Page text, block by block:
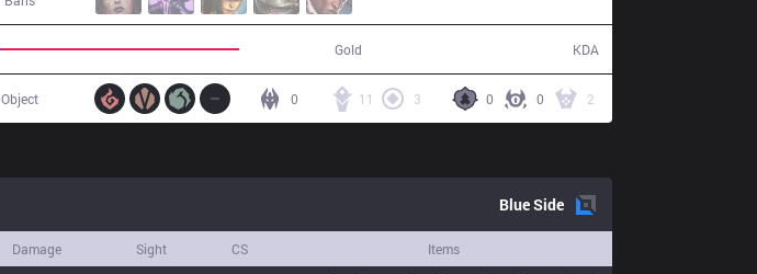
Gold KDA
0 0 2
11 3
0
Object
BlueSide
Damage Sight CS Items